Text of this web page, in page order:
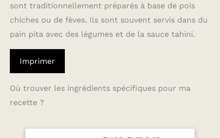
sont traditionnellement préparés à base de pois
chiches ou de fèves. Ils sont souvent servis dans du
pain pita avec des légumes et de la sauce tahini.
Imprimer
Où trouver les ingrédients spécifiques pour ma
recette ?